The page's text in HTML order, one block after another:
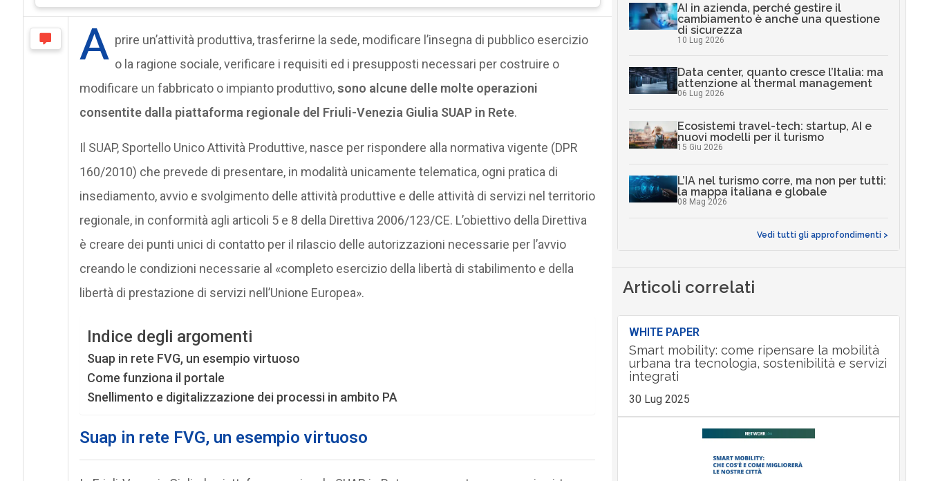
A prire un’attività produttiva, trasferirne la sede, modificare l’insegna di pubblico esercizio
o la ragione sociale, verificare i requisiti ed i presupposti necessari per costruire o
modificare un fabbricato o impianto produttivo,sono alcune delle molte operazioni
consentite dalla piattaforma regionale del Friuli-Venezia Giulia SUAP in Rete.
Il SUAP, Sportello Unico Attività Produttive, nasce per rispondere alla normativa vigente (DPR
160/2010) che prevede di presentare, in modalità unicamente telematica, ogni pratica di
insediamento, avvio e svolgimento delle attività produttive e delle attività di servizi nel territorio
regionale, in conformità agli articoli 5 e 8 della Direttiva 2006/123/CE. L’obiettivo della Direttiva
è creare dei punti unici di contatto per il rilascio delle autorizzazioni necessarie per l’avvio
creando le condizioni necessarie al «completo esercizio della libertà di stabilimento e della
libertà di prestazione di servizi nell’Unione Europea».
Indice degli argomenti
Suap in rete FVG, un esempio virtuoso
Come funziona il portale
Snellimento e digitalizzazione dei processi in ambito PA
Suap in rete FVG, un esempio virtuoso
AI in azienda, perché gestire il
cambiamento è anche una questione
di sicurezza
10 Lug 2026
Data center, quanto cresce l’Italia: ma
attenzione al thermal management
06 Lug 2026
Ecosistemi travel-tech: startup, AI e
nuovi modelli per il turismo
15 Giu 2026
L’IA nel turismo corre, ma non per tutti:
la mappa italiana e globale
08 Mag 2026
Vedi tutti gli approfondimenti >
Articoli correlati
WHITE PAPER
Smart mobility: come ripensare la mobilità
urbana tra tecnologia, sostenibilità e servizi
integrati
30 Lug 2025